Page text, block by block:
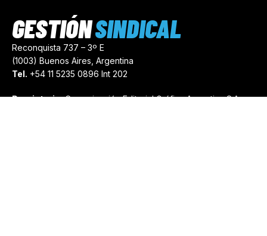
Reconquista 737 – 3º E
(1003) Buenos Aires, Argentina
Tel. +54 11 5235 0896 Int 202
Propietario:Comunicación Editorial Gráfica Argentina S.A.
GESTIÓNSINDICAL